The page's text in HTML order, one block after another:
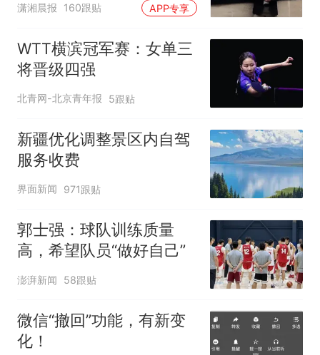
潇湘晨报 160跟贴 APP专享
WTT横滨冠军赛：女单三
将晋级四强
北青网-北京青年报 5跟贴
新疆优化调整景区内自驾
服务收费
界面新闻 971跟贴
郭士强：球队训练质量
高，希望队员“做好自己”
澎湃新闻 58跟贴
微信“撤回”功能，有新变
化！